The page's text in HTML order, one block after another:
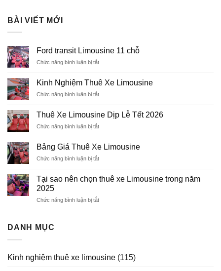
BÀI VIẾT MỚI
Ford transit Limousine 11 chỗ
Chức năng bình luận bị tắt
transit
Limousine
Kinh Nghiệm Thuê Xe Limousine
Chức năng bình luận bị tắt
Nghiệm
Thuê
Thuê Xe Limousine Dịp Lễ Tết 2026
Chức năng bình luận bị tắt
Xe
Limousine
Tết
Bảng Giá Thuê Xe Limousine
Chức năng bình luận bị tắt
Giá
Thuê
Tại sao nên chọn thuê xe Limousine trong năm
2025
Chức năng bình luận bị tắt
Limousine
DANH MỤC
Kinh nghiệm thuê xe limousine (115)